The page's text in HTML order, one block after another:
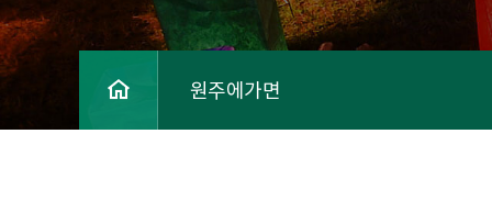
원주에가면